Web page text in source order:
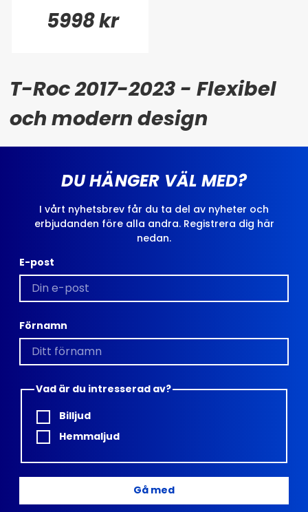
5998 kr
T-Roc 2017-2023 - Flexibel
och modern design
DU HÄNGER VÄL MED?
I vårt nyhetsbrev får du ta del av nyheter och
erbjudanden före alla andra. Registrera dig här
nedan.
E-post
Förnamn
Vad är du intresserad av?
Billjud
Hemmaljud
Gå med